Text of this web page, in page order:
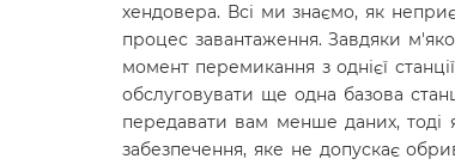
хендовера. Всі ми знаємо, як
процес завантаження. Завдяки
момент перемикання з однієї
обслуговувати ще одна базова
передавати вам менше даних, тоді
забезпечення, яке не допускає